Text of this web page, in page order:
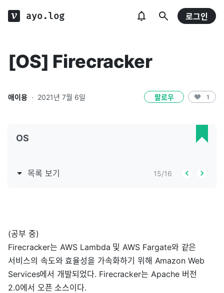
ayo.log 로그인
[OS] Firecracker
애이용 · 2021년 7월 6일 팔로우 1
OS
목록 보기 15/16
(공부 중)
Firecracker는 AWS Lambda 및 AWS Fargate와 같은
서비스의 속도와 효율성을 가속화하기 위해 Amazon Web
Services에서 개발되었다. Firecracker는 Apache 버전
2.0에서 오픈 소스이다.